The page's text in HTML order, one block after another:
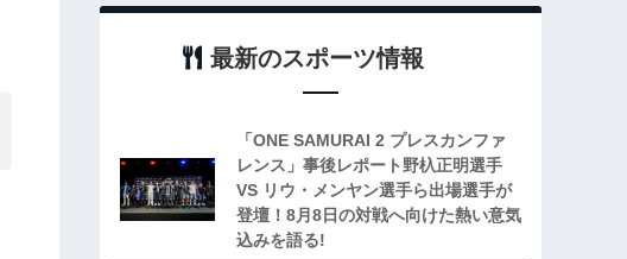
最新のスポーツ情報
「ONE SAMURAI 2 プレスカンファ
レンス」事後レポート野杁正明選手
VS リウ・メンヤン選手ら出場選手が
登壇！8月8日の対戦へ向けた熱い意気
込みを語る!